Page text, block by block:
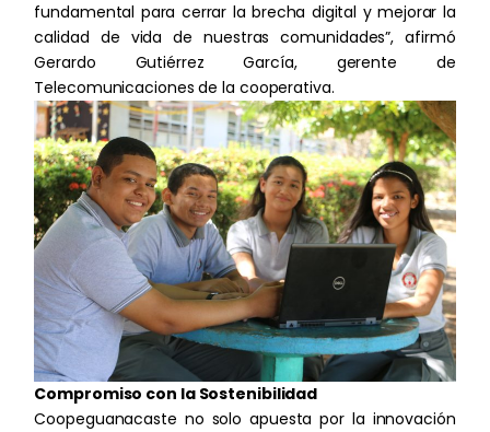
Marco de referencia Bono Verdes 2026
Resumen de cumplimiento
fundamental para cerrar la brecha digital y mejorar la
calidad de vida de nuestras comunidades”, afirmó
Gerardo Gutiérrez García, gerente de
Telecomunicaciones de la cooperativa.
Compromiso con la Sostenibilidad
Coopeguanacaste no solo apuesta por la innovación